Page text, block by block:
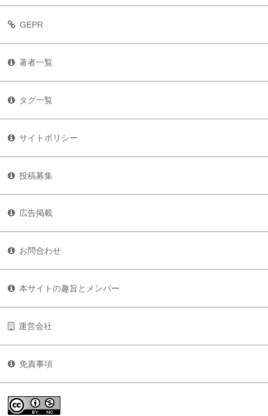
GEPR
著者一覧
タグ一覧
サイトポリシー
投稿募集
広告掲載
お問合わせ
本サイトの趣旨とメンバー
運営会社
免責事項